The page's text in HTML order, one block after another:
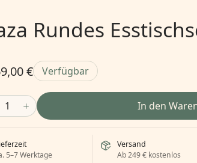
Rundes
€ Verfügbar
1 In den
5–7 Werktage
Versand
Ab 249 € kostenlos